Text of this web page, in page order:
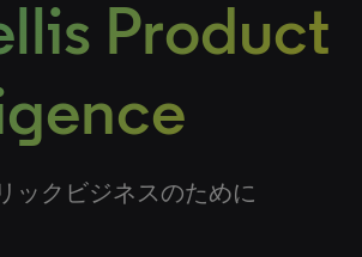
Product
ックビジネスのために